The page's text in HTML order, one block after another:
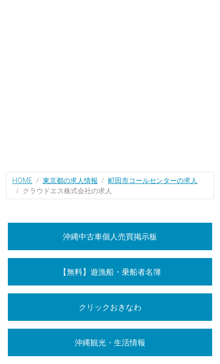
HOME 東京都の求人情報
町田市コールセンターの求人
クラウドエス株式会社の求人
沖縄中古車個人売買掲示板
【無料】遊漁船・乗船者名簿
クリックおきなわ
沖縄観光・生活情報